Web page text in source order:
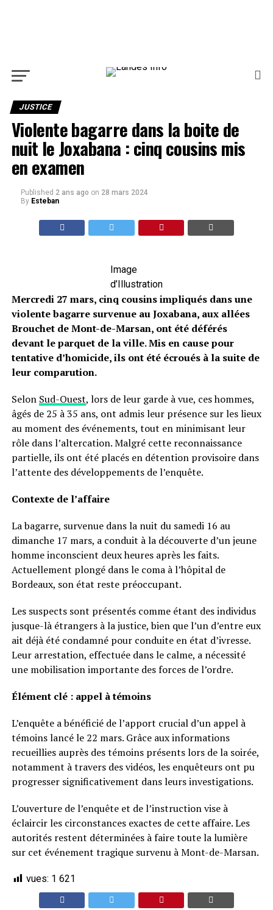
JUSTICE
Violente bagarre dans la boite de
nuit le Joxabana : cinq cousins mis
en examen
Published 2 ans ago on 28 mars 2024
By Esteban
Image
d’Illustration
Mercredi 27 mars, cinq cousins impliqués dans une
violente bagarre survenue au Joxabana, aux allées
Brouchet de Mont-de-Marsan, ont été déférés
devant le parquet de la ville. Mis en cause pour
tentative d’homicide, ils ont été écroués à la suite de
leur comparution.
Selon Sud-Ouest, lors de leur garde à vue, ces hommes,
âgés de 25 à 35 ans, ont admis leur présence sur les lieux
au moment des événements, tout en minimisant leur
rôle dans l’altercation. Malgré cette reconnaissance
partielle, ils ont été placés en détention provisoire dans
l’attente des développements de l’enquête.
Contexte de l’affaire
La bagarre, survenue dans la nuit du samedi 16 au
dimanche 17 mars, a conduit à la découverte d’un jeune
homme inconscient deux heures après les faits.
Actuellement plongé dans le coma à l’hôpital de
Bordeaux, son état reste préoccupant.
Les suspects sont présentés comme étant des individus
jusque-là étrangers à la justice, bien que l’un d’entre eux
ait déjà été condamné pour conduite en état d’ivresse.
Leur arrestation, effectuée dans le calme, a nécessité
une mobilisation importante des forces de l’ordre.
Élément clé : appel à témoins
L’enquête a bénéficié de l’apport crucial d’un appel à
témoins lancé le 22 mars. Grâce aux informations
recueillies auprès des témoins présents lors de la soirée,
notamment à travers des vidéos, les enquêteurs ont pu
progresser significativement dans leurs investigations.
L’ouverture de l’enquête et de l’instruction vise à
éclaircir les circonstances exactes de cette affaire. Les
autorités restent déterminées à faire toute la lumière
sur cet événement tragique survenu à Mont-de-Marsan.
vues: 1 621